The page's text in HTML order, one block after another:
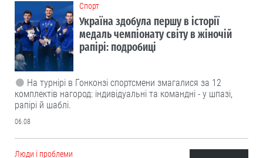
Cпорт
Україна здобула першу в історії
медаль чемпіонату світу в жіночій
рапірі: подробиці
На турнірі в Гонконзі спортсмени змагалися за 12
комплектів нагород: індивідуальні та командні - у шпазі,
рапірі й шаблі.
06.08
Люди і проблеми